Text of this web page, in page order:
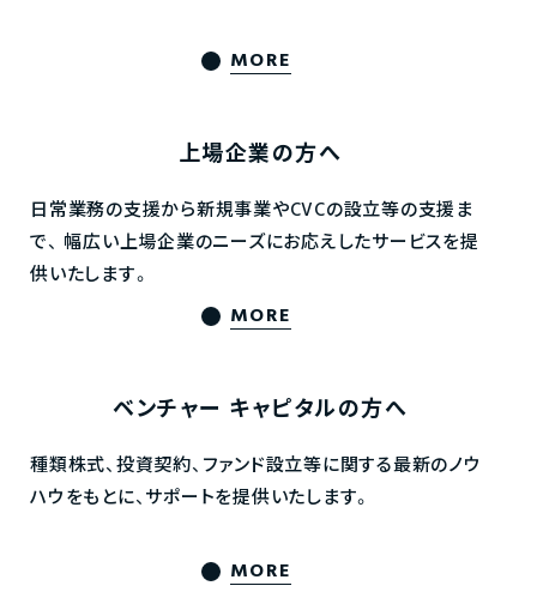
MORE
上場企業の方へ
日常業務の支援から新規事業やCVCの設立等の支援ま
で、 幅広い上場企業のニーズにお応えしたサービスを提
供いたします。
MORE
ベンチャー キャピタルの方へ
種類株式、投資契約、ファンド設立等に関する最新のノウ
ハウをもとに、サポートを提供いたします。
MORE